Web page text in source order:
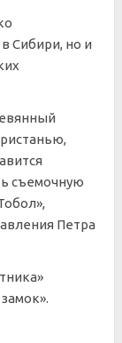
Сибири, но и
съемочную
Петра